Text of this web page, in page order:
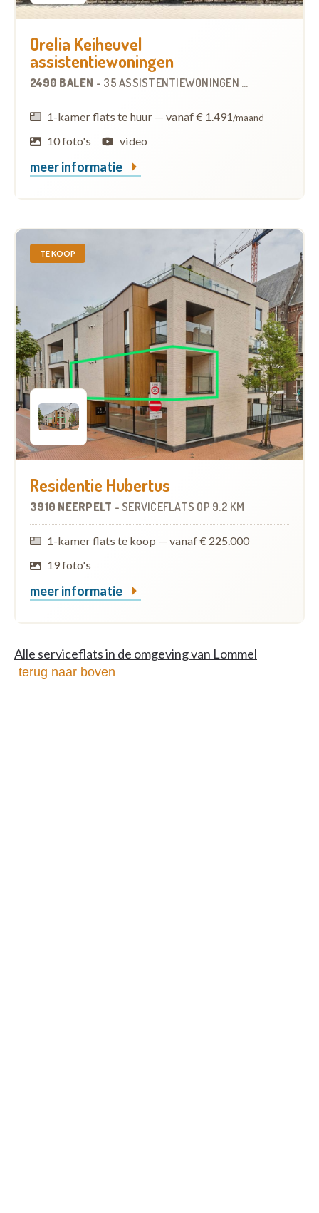
Orelia Keiheuvel
assistentiewoningen
2490 BALEN - 35 ASSISTENTIEWONINGEN OP
1-kamer flats te huur — vanaf € 1.491/maand
10 foto's video
meer informatie
TE KOOP
Residentie Hubertus
3910 NEERPELT - SERVICEFLATS OP 9.2 KM
1-kamer flats te koop — vanaf € 225.000
19 foto's
meer informatie
Alle serviceflats in de omgeving van Lommel
terug naar boven